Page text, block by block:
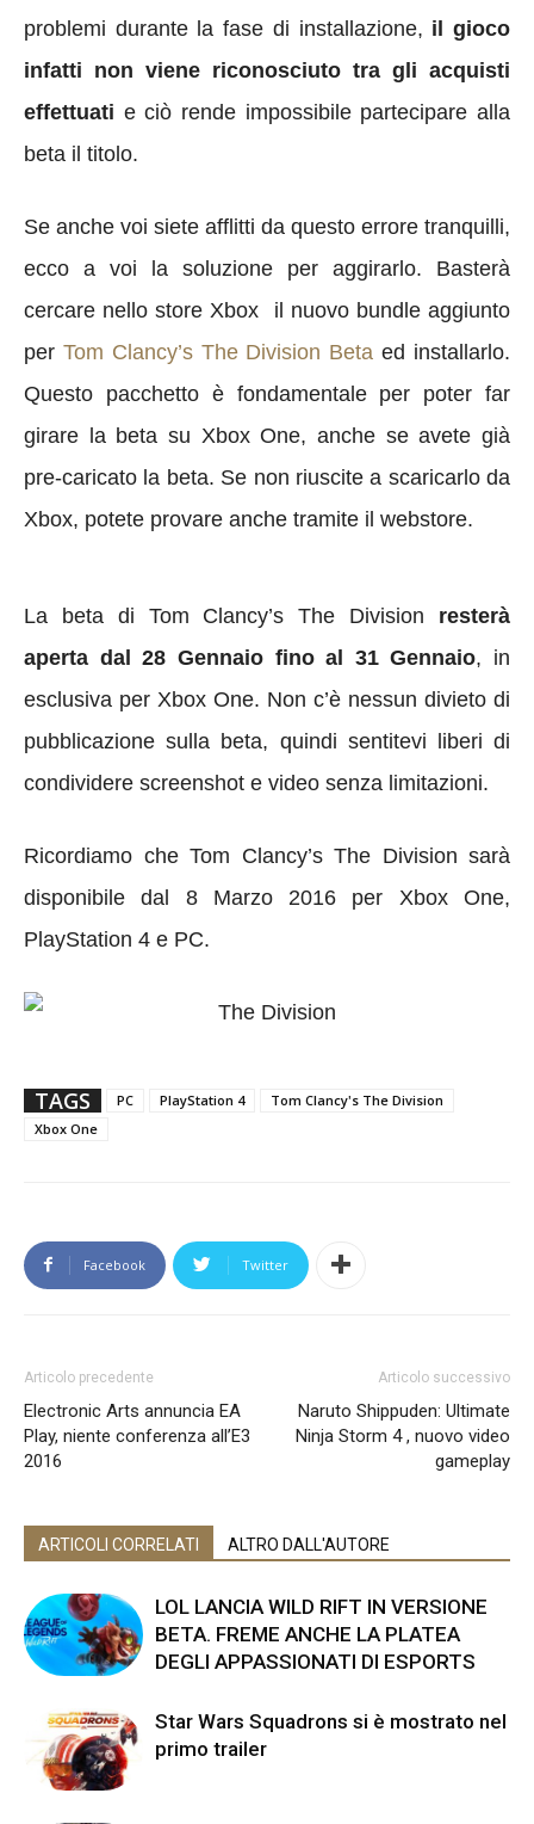
problemi durante la fase di installazione, il gioco
infatti non viene riconosciuto tra gli acquisti
effettuati e ciò rende impossibile partecipare alla
beta il titolo.
Se anche voi siete afflitti da questo errore tranquilli,
ecco a voi la soluzione per aggirarlo. Basterà
cercare nello store Xbox il nuovo bundle aggiunto
per Tom Clancy’s The Division Beta ed installarlo.
Questo pacchetto è fondamentale per poter far
girare la beta su Xbox One, anche se avete già
pre-caricato la beta. Se non riuscite a scaricarlo da
Xbox, potete provare anche tramite il webstore.
La beta di Tom Clancy’s The Division resterà
aperta dal 28 Gennaio fino al 31 Gennaio, in
esclusiva per Xbox One. Non c’è nessun divieto di
pubblicazione sulla beta, quindi sentitevi liberi di
condividere screenshot e video senza limitazioni.
Ricordiamo che Tom Clancy’s The Division sarà
disponibile dal 8 Marzo 2016 per Xbox One,
PlayStation 4 e PC.
TAGS PC PlayStation 4
Tom Clancy's The Division
Xbox One
Facebook Twitter
Articolo precedente
Electronic Arts annuncia EA
Play, niente conferenza all’E3
2016
Articolo successivo
Naruto Shippuden: Ultimate
Ninja Storm 4 , nuovo video
gameplay
ARTICOLI CORRELATI ALTRO DALL'AUTORE
LOL LANCIA WILD RIFT IN VERSIONE
BETA. FREME ANCHE LA PLATEA
DEGLI APPASSIONATI DI ESPORTS
Star Wars Squadrons si è mostrato nel
primo trailer